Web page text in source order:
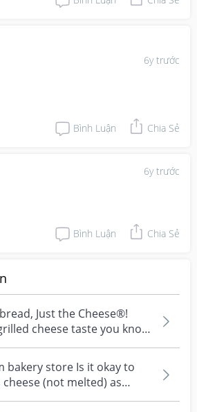
6y trước
Bình Luận Chia Sẻ
6y trước
Bình Luận Chia Sẻ
Just the Cheese®!
cheese taste you know
bakery store Is it okay to
(not melted) as